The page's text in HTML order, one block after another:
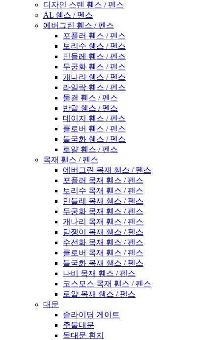
디자인 스텐 휀스 / 펜스
AL 휀스 / 펜스
에버그린 휀스 / 펜스
포플러 휀스 / 펜스
보리수 휀스 / 펜스
민들레 휀스 / 펜스
무궁화 휀스 / 펜스
개나리 휀스 / 펜스
라일락 휀스 / 펜스
물결 휀스 / 펜스
반달 휀스 / 펜스
데이지 휀스 / 펜스
클로버 휀스 / 펜스
들국화 휀스 / 펜스
로얄 휀스 / 펜스
목재 휀스 / 펜스
에버그린 목재 휀스 / 펜스
포플러 목재 휀스 / 펜스
보리수 목재 휀스 / 펜스
민들레 목재 휀스 / 펜스
무궁화 목재 휀스 / 펜스
개나리 목재 휀스 / 펜스
담쟁이 목재 휀스 / 펜스
수선화 목재 휀스 / 펜스
클로버 목재 휀스 / 펜스
들국화 목재 휀스 / 펜스
나비 목재 휀스 / 펜스
코스모스 목재 휀스 / 펜스
로얄 목재 휀스 / 펜스
대문
슬라이딩 게이트
주물대문
목대문 흰지